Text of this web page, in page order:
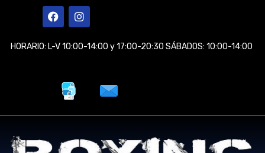
F
a
e
b
I
n
t
a
HORARIO: L-V 10:00-14:00 y 17:00-20:30 SÁBADOS: 10:00-14:00